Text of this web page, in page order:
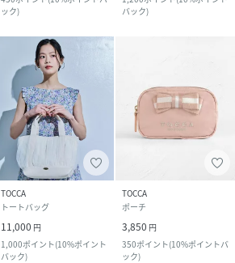
ック)
バック)
TOCCA
トートバッグ
11,000 円
1,000ポイント(10%ポイント
バック)
TOCCA
ポーチ
3,850 円
350ポイント(10%ポイントバ
ック)